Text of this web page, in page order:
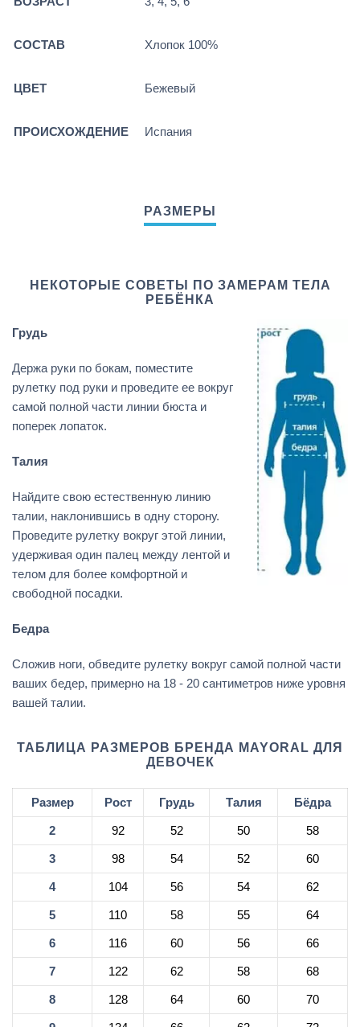
СОСТАВ Хлопок 100%
ЦВЕТ Бежевый
ПРОИСХОЖДЕНИЕ Испания
НЕКОТОРЫЕ СОВЕТЫ ПО ЗАМЕРАМ ТЕЛА
РЕБЁНКА
Грудь
Держа руки по бокам, поместите
рулетку под руки и проведите ее вокруг
самой полной части линии бюста и
поперек лопаток.
Талия
Найдите свою естественную линию
талии, наклонившись в одну сторону.
Проведите рулетку вокруг этой линии,
удерживая один палец между лентой и
телом для более комфортной и
свободной посадки.
Бедра
Сложив ноги, обведите рулетку вокруг самой полной части
ваших бедер, примерно на 18 - 20 сантиметров ниже уровня
вашей талии.
ТАБЛИЦА РАЗМЕРОВ БРЕНДА MAYORAL ДЛЯ
ДЕВОЧЕК
Размер Рост Грудь Талия Бёдра
2 92 52 50 58
3 98 54 52 60
4 104 56 54 62
5 110 58 55 64
6 116 60 56 66
7 122 62 58 68
8 128 64 60 70